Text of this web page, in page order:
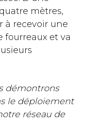
mètres,
à recevoir une
et va
démontrons
le déploiement
réseau de